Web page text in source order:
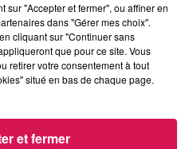
organisateurs de
les évènements dans
sur "Accepter et fermer", ou affiner en
dans "Gérer mes choix".
cliquant sur "Continuer sans
que pour ce site. Vous
retirer votre consentement à tout
situé en bas de chaque page.
et fermer